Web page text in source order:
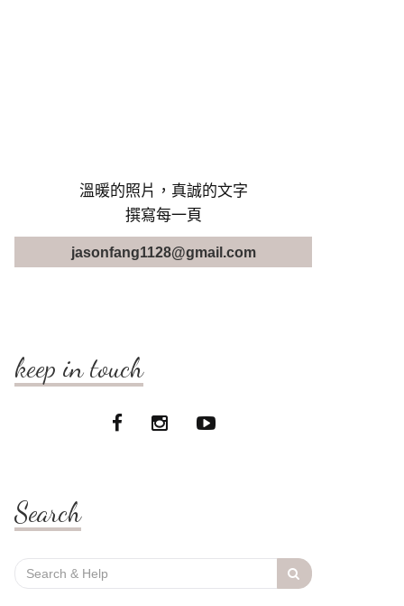
溫暖的照片，真誠的文字
撰寫每一頁
jasonfang1128@gmail.com
keep in touch
Search
Search
for: